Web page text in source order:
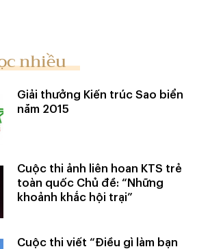
nhiều
Giải thưởng Kiến trúc Sao biển
năm 2015
Cuộc thi ảnh liên hoan KTS trẻ
toàn quốc Chủ đề: “Những
khoảnh khắc hội trại”
Cuộc thi viết “Điều gì làm bạn